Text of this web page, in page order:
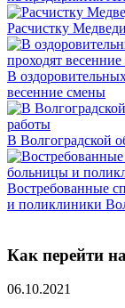
Расчистку
В
весенние смены
В Волгоградской
Востребованные
и поликлиники
Как перейти
06.10.2021